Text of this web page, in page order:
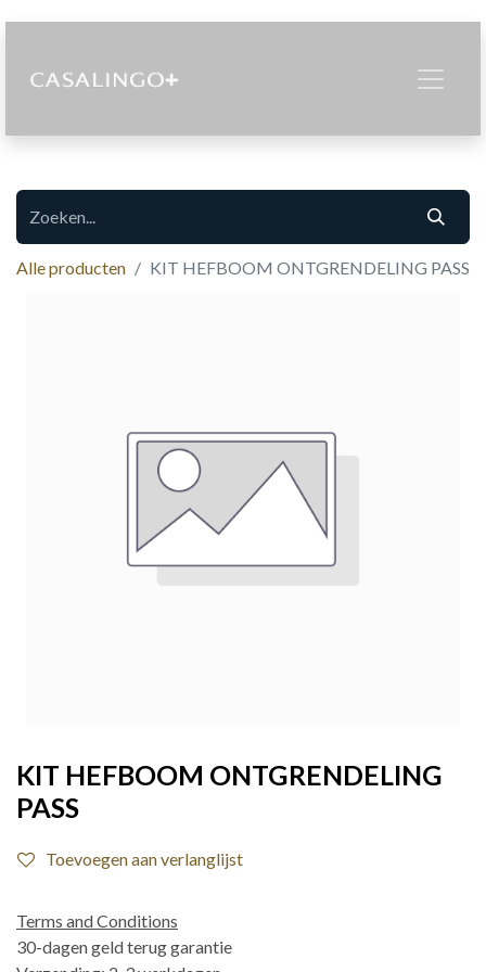
Alle producten KIT HEFBOOM ONTGRENDELING PASS
KIT HEFBOOM ONTGRENDELING
PASS
Toevoegen aan verlanglijst
Terms and Conditions
30-dagen geld terug garantie